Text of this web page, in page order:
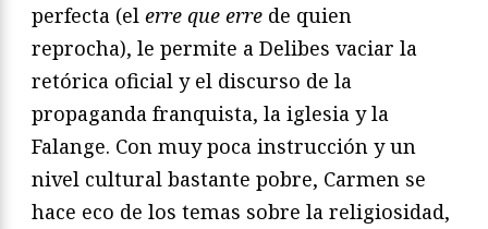
perfecta (el erre que erre de quien
reprocha), le permite a Delibes vaciar la
retórica oficial y el discurso de la
propaganda franquista, la iglesia y la
Falange. Con muy poca instrucción y un
nivel cultural bastante pobre, Carmen se
hace eco de los temas sobre la religiosidad,